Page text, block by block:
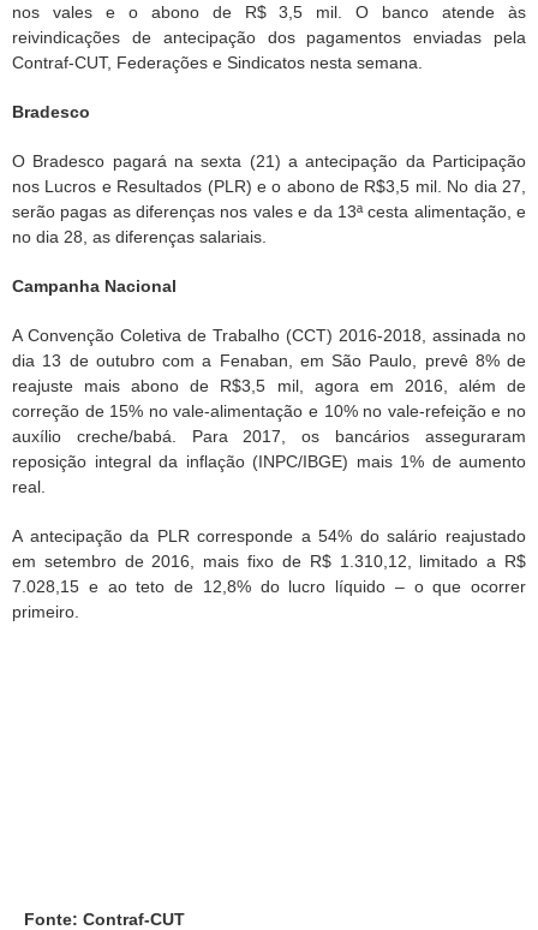
nos vales e o abono de R$ 3,5 mil. O banco atende às
reivindicações de antecipação dos pagamentos enviadas pela
Contraf-CUT, Federações e Sindicatos nesta semana.
Bradesco
O Bradesco pagará na sexta (21) a antecipação da Participação
nos Lucros e Resultados (PLR) e o abono de R$3,5 mil. No dia 27,
serão pagas as diferenças nos vales e da 13ª cesta alimentação, e
no dia 28, as diferenças salariais.
Campanha Nacional
A Convenção Coletiva de Trabalho (CCT) 2016-2018, assinada no
dia 13 de outubro com a Fenaban, em São Paulo, prevê 8% de
reajuste mais abono de R$3,5 mil, agora em 2016, além de
correção de 15% no vale-alimentação e 10% no vale-refeição e no
auxílio creche/babá. Para 2017, os bancários asseguraram
reposição integral da inflação (INPC/IBGE) mais 1% de aumento
real.
A antecipação da PLR corresponde a 54% do salário reajustado
em setembro de 2016, mais fixo de R$ 1.310,12, limitado a R$
7.028,15 e ao teto de 12,8% do lucro líquido – o que ocorrer
primeiro.
Fonte: Contraf-CUT